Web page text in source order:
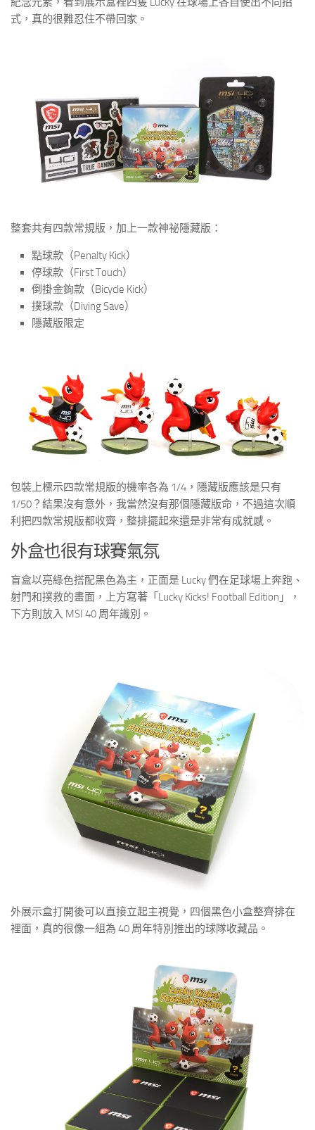
式，真的很難忍住不帶回家。
整套共有四款常規版，加上一款神祕隱藏版：
點球款（Penalty Kick）
停球款（First Touch）
倒掛金鉤款（Bicycle Kick）
撲球款（Diving Save）
隱藏版限定
包裝上標示四款常規版的機率各為 1/4，隱藏版應該是只有
1/50？結果沒有意外，我當然沒有那個隱藏版命，不過這次順
利把四款常規版都收齊，整排擺起來還是非常有成就感。
外盒也很有球賽氣氛
盲盒以亮綠色搭配黑色為主，正面是 Lucky 們在足球場上奔跑、
射門和撲救的畫面，上方寫著「Lucky Kicks! Football Edition」，
下方則放入 MSI 40 周年識別。
外展示盒打開後可以直接立起主視覺，四個黑色小盒整齊排在
裡面，真的很像一組為 40 周年特別推出的球隊收藏品。